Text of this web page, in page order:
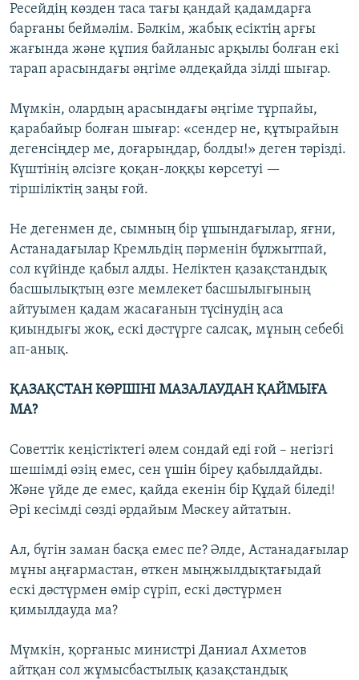
Ресейдің көзден таса тағы қандай қадамдарға
барғаны беймәлім. Бәлкім, жабық есіктің арғы
жағында және құпия байланыс арқылы болған екі
тарап арасындағы әңгіме әлдеқайда зілді шығар.
Мүмкін, олардың арасындағы әңгіме тұрпайы,
қарабайыр болған шығар: «сендер не, құтырайын
дегенсіңдер ме, доғарыңдар, болды!» деген тәрізді.
Күштінің әлсізге қоқан-лоққы көрсетуі —
тіршіліктің заңы ғой.
Не дегенмен де, сымның бір ұшындағылар, яғни,
Астанадағылар Кремльдің пәрменін бұлжытпай,
сол күйінде қабыл алды. Неліктен қазақстандық
басшылықтың өзге мемлекет басшылығының
айтуымен қадам жасағанын түсінудің аса
қиындығы жоқ, ескі дәстүрге салсақ, мұның себебі
ап-анық.
ҚАЗАҚСТАН КӨРШІНІ МАЗАЛАУДАН ҚАЙМЫҒА
МА?
Советтік кеңістіктегі әлем сондай еді ғой – негізгі
шешімді өзің емес, сен үшін біреу қабылдайды.
Және үйде де емес, қайда екенін бір Құдай біледі!
Әрі кесімді сөзді әрдайым Мәскеу айтатын.
Ал, бүгін заман басқа емес пе? Әлде, Астанадағылар
мұны аңғармастан, өткен мыңжылдықтағыдай
ескі дәстүрмен өмір сүріп, ескі дәстүрмен
қимылдауда ма?
Мүмкін, қорғаныс министрі Даниал Ахметов
айтқан сол жұмысбастылық қазақстандық